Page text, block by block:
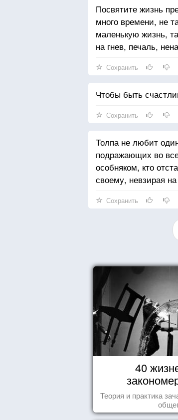
Посвятите жизнь
много времени, не
маленькую жизнь,
на гнев, печаль,
Сохранить
Чтобы быть
Сохранить
Толпа не любит
подражающих во
особняком, кто
своему, невзирая
Сохранить
40
Теория и практика